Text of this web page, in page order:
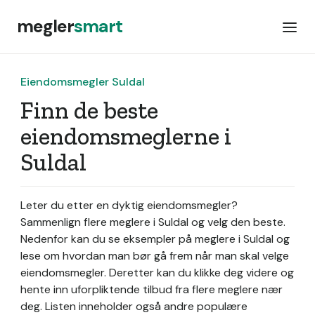
meglersmart
Eiendomsmegler Suldal
Finn de beste
eiendomsmeglerne i
Suldal
Leter du etter en dyktig eiendomsmegler?
Sammenlign flere meglere i Suldal og velg den beste.
Nedenfor kan du se eksempler på meglere i Suldal og
lese om hvordan man bør gå frem når man skal velge
eiendomsmegler. Deretter kan du klikke deg videre og
hente inn uforpliktende tilbud fra flere meglere nær
deg. Listen inneholder også andre populære